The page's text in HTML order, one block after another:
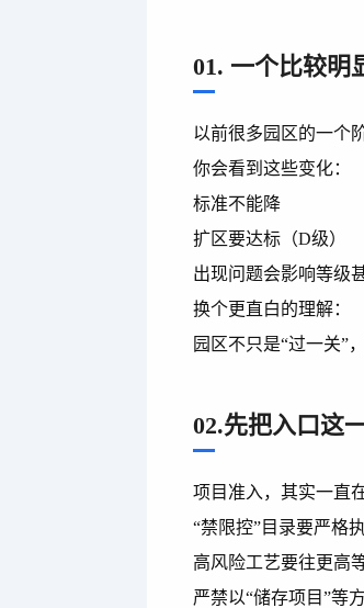
01. 一个比较明
以前很多园区的一个
你会看到这些变化：
标准不能降
扩区要达标（D级）
出现问题会影响等级
换个更直白的理解：
园区不只是“过一关”
02.先把入口这
项目准入，其实一直
“禁限控”目录要严格
高风险工艺要往更高
严禁以“储存项目”等